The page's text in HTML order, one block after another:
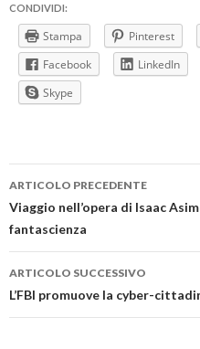
CONDIVIDI:
Stampa Pinterest
Facebook
LinkedIn
Skype
Navigazione
articolo
ARTICOLO PRECEDENTE
Viaggio nell’opera di Isaac
fantascienza
ARTICOLO SUCCESSIVO
L’FBI promuove la cyber-